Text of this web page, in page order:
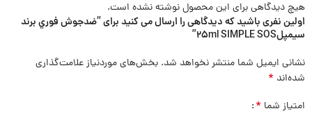
هیچ دیدگاهی برای این محصول نوشته نشده است.
اولین نفری باشید که دیدگاهی را ارسال می کنید برای “ضدجوش فوري برند
سيمپل25ml SIMPLE SOS”
نشانی ایمیل شما منتشر نخواهد شد. بخش‌های موردنیاز علامت‌گذاری
شده‌اند *
امتیاز شما *